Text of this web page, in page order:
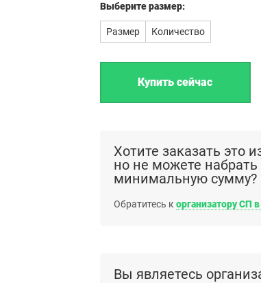
Выберитеразмер:
Размер Количество
Хотите заказать это
но не можете набрать
минимальную сумму?
Обратитесь к организатору СП
Вы являетесь